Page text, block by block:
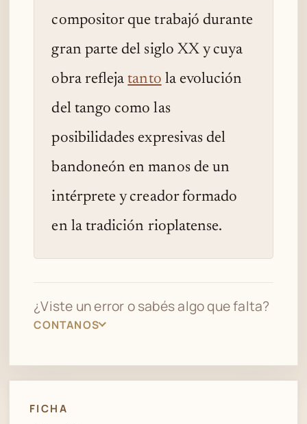
compositor que trabajó durante
gran parte del siglo XX y cuya
obra reflejatanto la evolución
del tango como las
posibilidades expresivas del
bandoneón en manos de un
intérprete y creador formado
en la tradición rioplatense.
¿Viste un error o sabés algo que falta?
CONTANOS
FICHA